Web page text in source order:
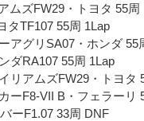
ムズFW29・トヨタ 55周
タTF107 55周 1Lap
アグリSA07・ホンダ 55
ダRA107 55周 1Lap
リアムズFW29・トヨタ
ーF8-VII B・フェラーリ
ーF1.07 33周 DNF